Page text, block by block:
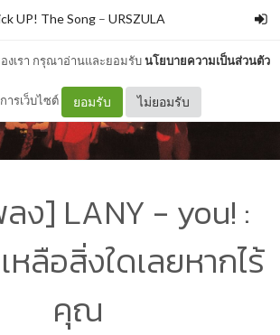
งเรา กรุณาอ่านและยอมรับนโยบายความเป็นส่วนตัว
ารเว็บไซต์ ยอมรับ ไม่ยอมรับ
UP! The Song – URSZULA
ง] LANY - you! :
หลือสิ่งใดเลยหากไร้
คุณ